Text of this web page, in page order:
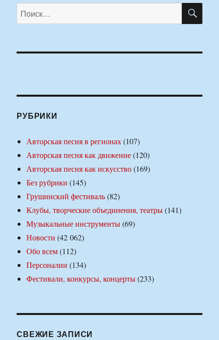
Искать:
РУБРИКИ
Авторская песня в регионах(107)
Авторская песня как движение(120)
Авторская песня как искусство(169)
Без рубрики (145)
Грушинский фестиваль(82)
Клубы, творческие объединения, театры(141)
Музыкальные инструменты(69)
Новости (42 062)
Обо всем(112)
Персоналии (134)
Фестивали, конкурсы, концерты(233)
СВЕЖИЕ ЗАПИСИ